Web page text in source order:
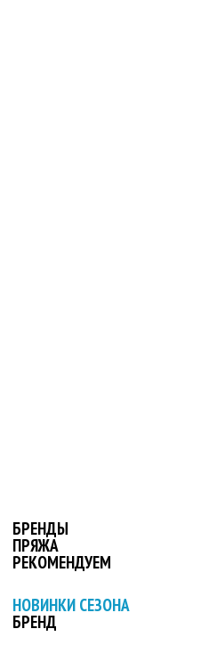
БРЕНДЫ
ПРЯЖА
РЕКОМЕНДУЕМ
НОВИНКИ СЕЗОНА
БРЕНД